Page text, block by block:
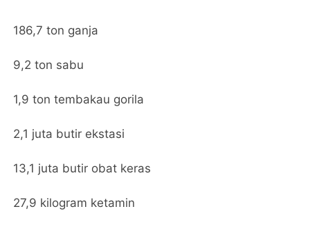
186,7 ton ganja
9,2 ton sabu
1,9 ton tembakau gorila
2,1 juta butir ekstasi
13,1 juta butir obat keras
27,9 kilogram ketamin